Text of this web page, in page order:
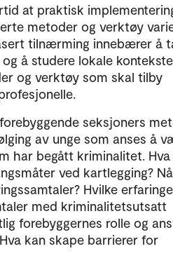
at praktisk
metoder og verktøy
tilnærming innebærer å
å studere lokale
og verktøy som skal tilby
seksjoners
av unge som anses å
har begått kriminalitet.
ved kartlegging?
Hvilke
med kriminalitetsutsatt
forebyggernes rolle og
kan skape barrierer for